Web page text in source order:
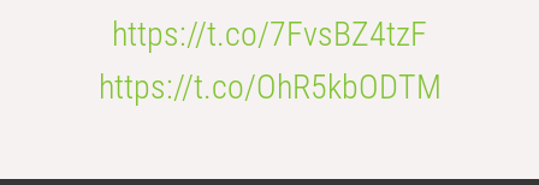
https://t.co/7FvsBZ4tzF
https://t.co/OhR5kbODTM